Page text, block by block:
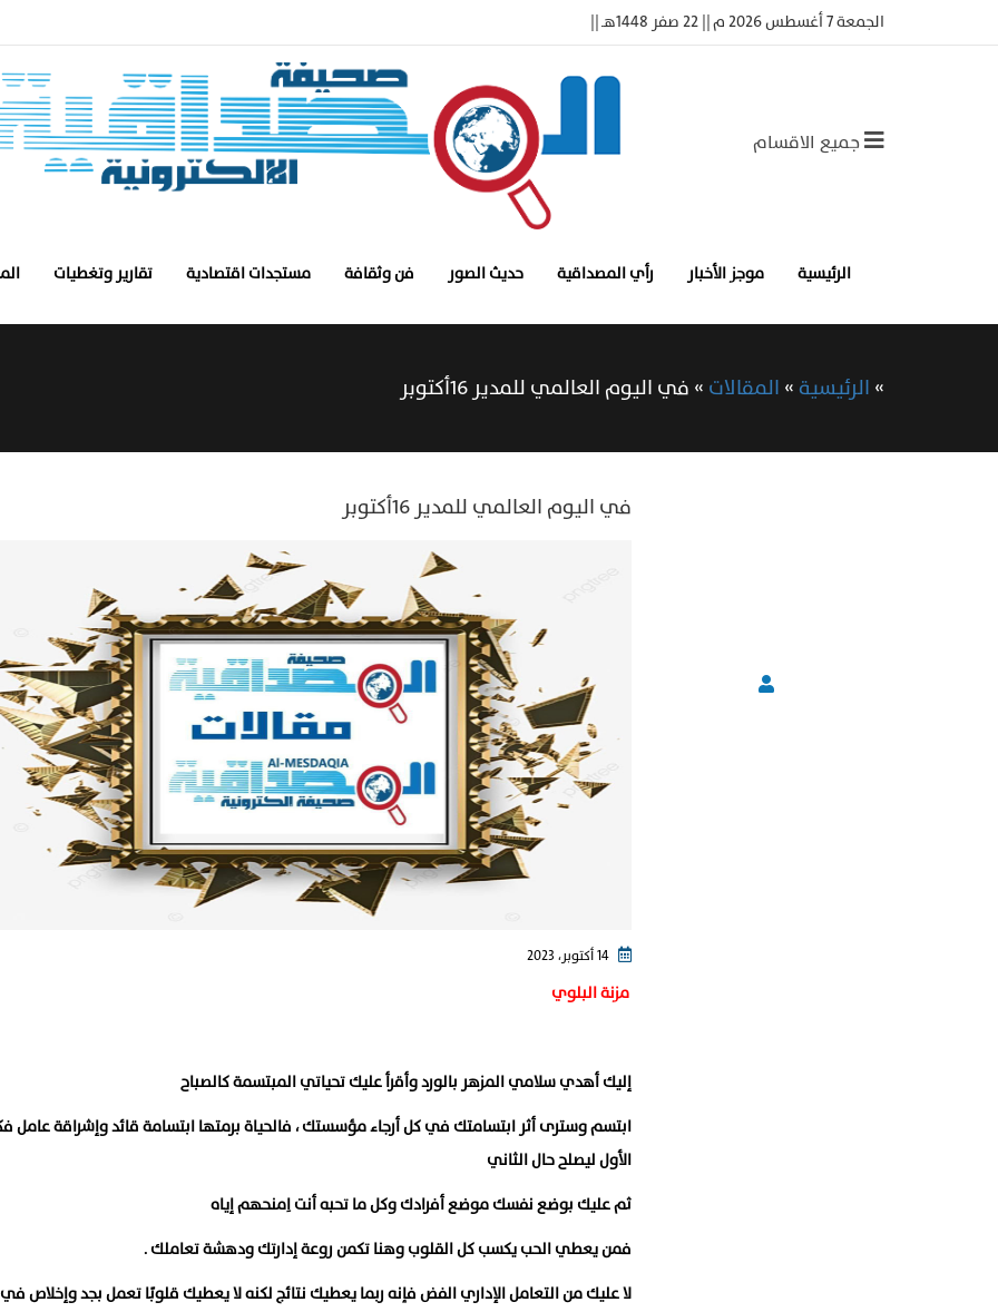
الجمعة 7 أغسطس 2026 م || 22 صفر 1448هـ ||
جميع الاقسام
الرئيسية موجز الأخبار رأي المصداقية حديث الصور فن وثقافة مستجدات اقتصادية تقارير وتغطيات
»الرئيسية»المقالات»في اليوم العالمي للمدير 16أكتوبر
في اليوم العالمي للمدير 16أكتوبر
مزنة البلوي
إليك أهدي سلامي المزهر بالورد وأقرأ عليك تحياتي المبتسمة كالصباح
ابتسم وسترى أثر ابتسامتك في كل أرجاء مؤسستك ، فالحياة برمتها ابتسامة قائد وإشراقة عامل
الأول ليصلح حال الثاني
ثم عليك بوضع نفسك موضع أفرادك وكل ما تحبه أنت اِمنحهم إياه
فمن يعطي الحب يكسب كل القلوب وهنا تكمن روعة إدارتك ودهشة تعاملك .
لا عليك من التعامل الإداري الفض فإنه ربما يعطيك نتائج لكنه لا يعطيك قلوبًا تعمل بجد وإخلاص